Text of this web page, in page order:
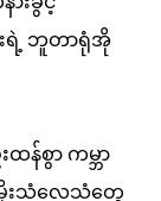
ရဲ့ ဘူတာရုံအို
စွာ ကမ္ဘာ
မိုးသံလေသံတွေ